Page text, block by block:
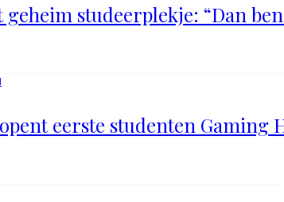
studeerplekje: “Dan
eerste studenten Gaming